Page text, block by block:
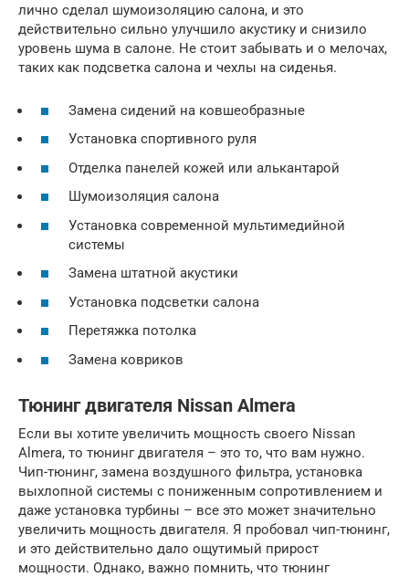
лично сделал шумоизоляцию салона, и это
действительно сильно улучшило акустику и снизило
уровень шума в салоне. Не стоит забывать и о мелочах,
таких как подсветка салона и чехлы на сиденья.
Замена сидений на ковшеобразные
Установка спортивного руля
Отделка панелей кожей или алькантарой
Шумоизоляция салона
Установка современной мультимедийной
системы
Замена штатной акустики
Установка подсветки салона
Перетяжка потолка
Замена ковриков
Тюнинг двигателя Nissan Almera
Если вы хотите увеличить мощность своего Nissan
Almera, то тюнинг двигателя – это то, что вам нужно.
Чип-тюнинг, замена воздушного фильтра, установка
выхлопной системы с пониженным сопротивлением и
даже установка турбины – все это может значительно
увеличить мощность двигателя. Я пробовал чип-тюнинг,
и это действительно дало ощутимый прирост
мощности. Однако, важно помнить, что тюнинг